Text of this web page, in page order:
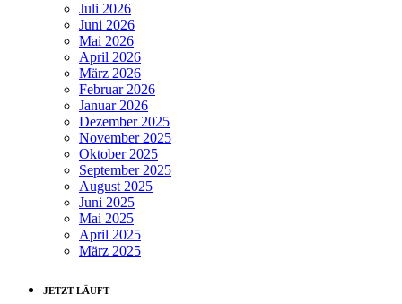
Juli 2026
Juni 2026
Mai 2026
April 2026
März 2026
Februar 2026
Januar 2026
Dezember 2025
November 2025
Oktober 2025
September 2025
August 2025
Juni 2025
Mai 2025
April 2025
März 2025
JETZT LÄUFT